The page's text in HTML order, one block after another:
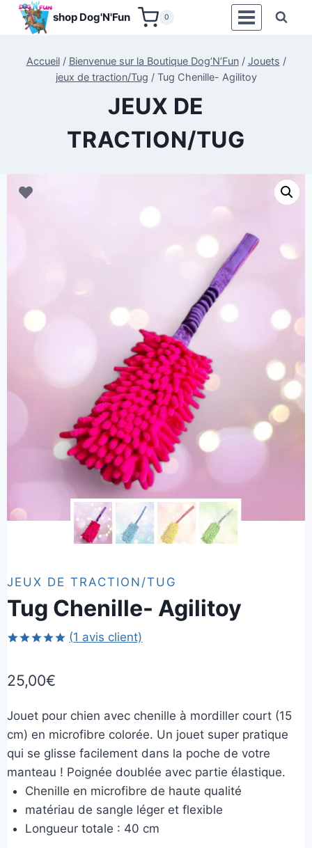
Aller
shop Dog'N'Fun 0
Accueil / Bienvenue sur la Boutique Dog’N’Fun / Jouets /
jeux de traction/Tug / Tug Chenille- Agilitoy
JEUX DE
TRACTION/TUG
JEUX DE TRACTION/TUG
Tug Chenille- Agilitoy
sur
notation
(1 avis client)
25,00€
Jouet pour chien avec chenille à mordiller court (15
cm) en microfibre colorée. Un jouet super pratique
qui se glisse facilement dans la poche de votre
manteau ! Poignée doublée avec partie élastique.
Chenille en microfibre de haute qualité
matériau de sangle léger et flexible
Longueur totale : 40 cm